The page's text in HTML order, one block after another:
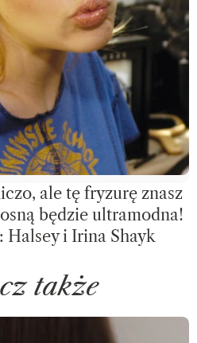
ale tę fryzurę znasz
będzie ultramodna!
Halsey i Irina Shayk
także